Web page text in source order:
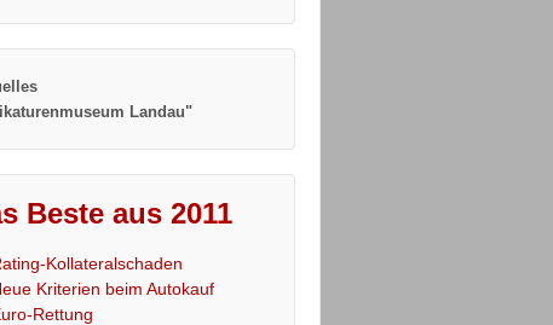
Landau"
Beste aus 2011
Kollateralschaden
Kriterien beim Autokauf
Rettung